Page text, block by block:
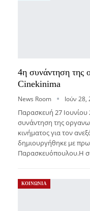
4η συνάντηση της
Cinekinima
News Room Ιούν 28,
Παρασκευή 27
συνάντηση της
κινήματος για τον
δημιουργήθηκε με
Παρασκευόπουλου.Η
ΚΟΙΝΩΝΙΑ